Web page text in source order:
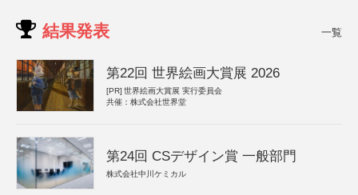
結果発表 一覧
第22回 世界絵画大賞展 2026
[PR] 世界絵画大賞展 実行委員会
共催：株式会社世界堂
第24回 CSデザイン賞 一般部門
株式会社中川ケミカル